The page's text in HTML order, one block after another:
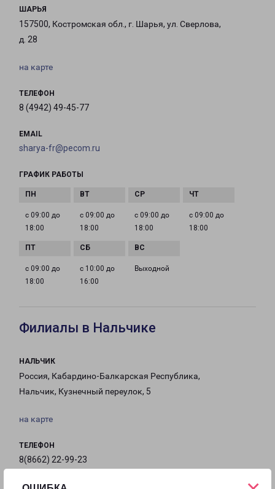
ШАРЬЯ
157500, Костромская обл., г. Шарья, ул. Сверлова,
д. 28
на карте
ТЕЛЕФОН
8 (4942) 49-45-77
EMAIL
sharya-fr@pecom.ru
ГРАФИК РАБОТЫ
с 09:00 до
18:00
с 09:00 до
18:00
с 09:00 до
18:00
с 09:00 до
18:00
с 09:00 до
18:00
с 10:00 до
16:00
Выходной
Филиалы в Нальчике
НАЛЬЧИК
Россия, Кабардино-Балкарская Республика,
Нальчик, Кузнечный переулок, 5
на карте
ТЕЛЕФОН
8(8662) 22-99-23
EMAIL